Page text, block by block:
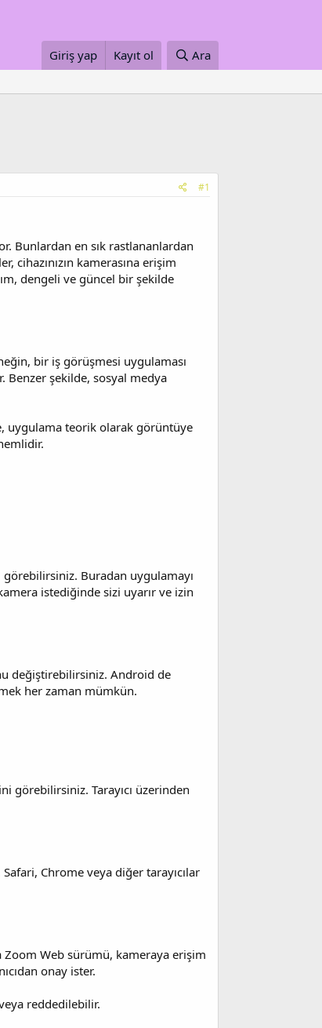
Giriş yap Kayıt ol Ara
#1
Bunlardan en sık rastlananlardan
kamerasına erişim
dengeli ve güncel bir şekilde
bir iş görüşmesi uygulaması
Benzer şekilde, sosyal medya
uygulama teorik olarak görüntüye
Buradan uygulamayı
istediğinde sizi uyarır ve izin
değiştirebilirsiniz. Android de
her zaman mümkün.
görebilirsiniz. Tarayıcı üzerinden
Chrome veya diğer tarayıcılar
Zoom Web sürümü, kameraya erişim
onay ister.
reddedilebilir.